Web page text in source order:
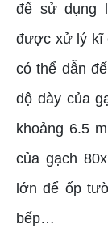
để sử dụng
được xử lý kĩ
có thể dẫn
dộ dày của
khoảng 6.5
của gạch
lớn để ốp
bếp…